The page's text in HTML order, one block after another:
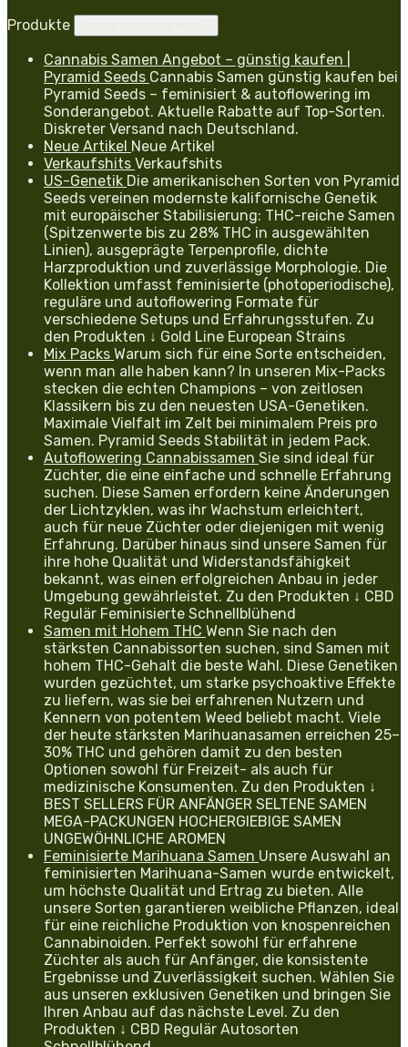
Produkte
Cannabis Samen Angebot – günstig kaufen |
Pyramid Seeds Cannabis Samen günstig kaufen bei
Pyramid Seeds – feminisiert & autoflowering im
Sonderangebot. Aktuelle Rabatte auf Top-Sorten.
Diskreter Versand nach Deutschland.
Neue Artikel Neue Artikel
Verkaufshits Verkaufshits
US-Genetik Die amerikanischen Sorten von Pyramid
Seeds vereinen modernste kalifornische Genetik
mit europäischer Stabilisierung: THC-reiche Samen
(Spitzenwerte bis zu 28% THC in ausgewählten
Linien), ausgeprägte Terpenprofile, dichte
Harzproduktion und zuverlässige Morphologie. Die
Kollektion umfasst feminisierte (photoperiodische),
reguläre und autoflowering Formate für
verschiedene Setups und Erfahrungsstufen. Zu
den Produkten ↓ Gold Line European Strains
Mix Packs Warum sich für eine Sorte entscheiden,
wenn man alle haben kann? In unseren Mix-Packs
stecken die echten Champions – von zeitlosen
Klassikern bis zu den neuesten USA-Genetiken.
Maximale Vielfalt im Zelt bei minimalem Preis pro
Samen. Pyramid Seeds Stabilität in jedem Pack.
Autoflowering Cannabissamen Sie sind ideal für
Züchter, die eine einfache und schnelle Erfahrung
suchen. Diese Samen erfordern keine Änderungen
der Lichtzyklen, was ihr Wachstum erleichtert,
auch für neue Züchter oder diejenigen mit wenig
Erfahrung. Darüber hinaus sind unsere Samen für
ihre hohe Qualität und Widerstandsfähigkeit
bekannt, was einen erfolgreichen Anbau in jeder
Umgebung gewährleistet. Zu den Produkten ↓ CBD
Regulär Feminisierte Schnellblühend
Samen mit Hohem THC Wenn Sie nach den
stärksten Cannabissorten suchen, sind Samen mit
hohem THC-Gehalt die beste Wahl. Diese Genetiken
wurden gezüchtet, um starke psychoaktive Effekte
zu liefern, was sie bei erfahrenen Nutzern und
Kennern von potentem Weed beliebt macht. Viele
der heute stärksten Marihuanasamen erreichen 25–
30% THC und gehören damit zu den besten
Optionen sowohl für Freizeit- als auch für
medizinische Konsumenten. Zu den Produkten ↓
BEST SELLERS FÜR ANFÄNGER SELTENE SAMEN
MEGA-PACKUNGEN HOCHERGIEBIGE SAMEN
UNGEWÖHNLICHE AROMEN
Feminisierte Marihuana Samen Unsere Auswahl an
feminisierten Marihuana-Samen wurde entwickelt,
um höchste Qualität und Ertrag zu bieten. Alle
unsere Sorten garantieren weibliche Pflanzen, ideal
für eine reichliche Produktion von knospenreichen
Cannabinoiden. Perfekt sowohl für erfahrene
Züchter als auch für Anfänger, die konsistente
Ergebnisse und Zuverlässigkeit suchen. Wählen Sie
aus unseren exklusiven Genetiken und bringen Sie
Ihren Anbau auf das nächste Level. Zu den
Produkten ↓ CBD Regulär Autosorten